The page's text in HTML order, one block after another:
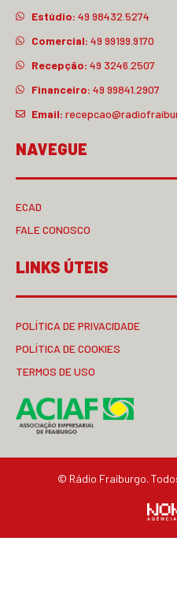
Estúdio: 49 98432.5274
Comercial: 49 99199.9170
Recepção: 49 3246.2507
Financeiro: 49 99841.2907
Email:
NAVEGUE
ECAD
FALE CONOSCO
LINKS ÚTEIS
POLÍTICA DE PRIVACIDADE
POLÍTICA DE COOKIES
TERMOS DE USO
© Rádio Fraiburgo.